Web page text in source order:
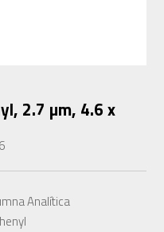
2.7 µm, 4.6 x
Analítica